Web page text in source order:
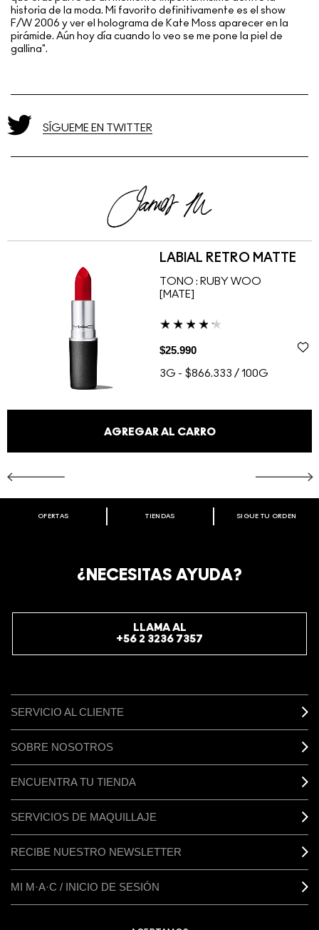
historia de la moda. Mi favorito definitivamente es el show
F/W 2006 y ver el holograma de Kate Moss aparecer en la
pirámide. Aún hoy día cuando lo veo se me pone la piel de
gallina".
SÍGUEME EN TWITTER
LABIAL RETRO MATTE
TONO : RUBY WOO
[MATE]
$25.990
3G - $866.333 / 100G
AGREGAR AL CARRO
BIENVENIDO A M·A·C COSMETICS
REGÍSTRATE AHORA PARA RECIBIR INFORMACIÓN
OFERTAS TIENDAS SIGUE TU ORDEN
¿NECESITAS AYUDA?
LLAMA AL
+56 2 3236 7357
SERVICIO AL CLIENTE
SOBRE NOSOTROS
ENCUENTRA TU TIENDA
SERVICIOS DE MAQUILLAJE
RECIBE NUESTRO NEWSLETTER
MI M·A·C / INICIO DE SESIÓN